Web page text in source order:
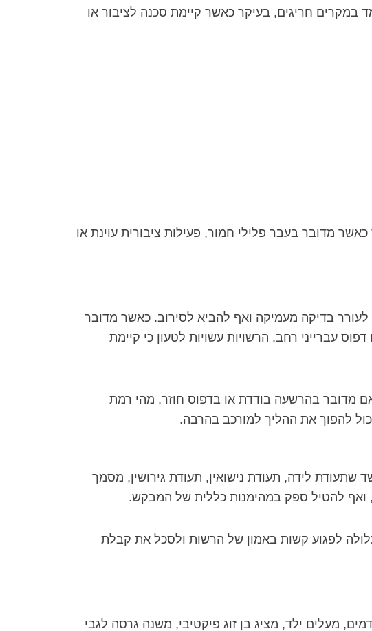
במקרים חריגים, בעיקר כאשר קיימת סכנה לציבור או
מדובר בעבר פלילי חמור, פעילות ציבורית עוינת או
בדיקה מעמיקה ואף להביא לסירוב. כאשר מדובר
עברייני רחב, הרשויות עשויות לטעון כי קיימת
מדובר בהרשעה בודדת או בדפוס חוזר, מהי רמת
להפוך את ההליך למורכב בהרבה.
לידה, תעודת נישואין, תעודת גירושין, מסמך
ואף להטיל ספק במהימנות כללית של המבקש.
לפגוע קשות באמון של הרשות ולסכל את קבלת
מעלים ילד, מציג בן זוג פיקטיבי, משנה גרסה לגבי